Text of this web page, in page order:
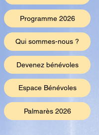
Programme 2026
Qui sommes-nous ?
Devenez bénévoles
Espace Bénévoles
Palmarès 2026